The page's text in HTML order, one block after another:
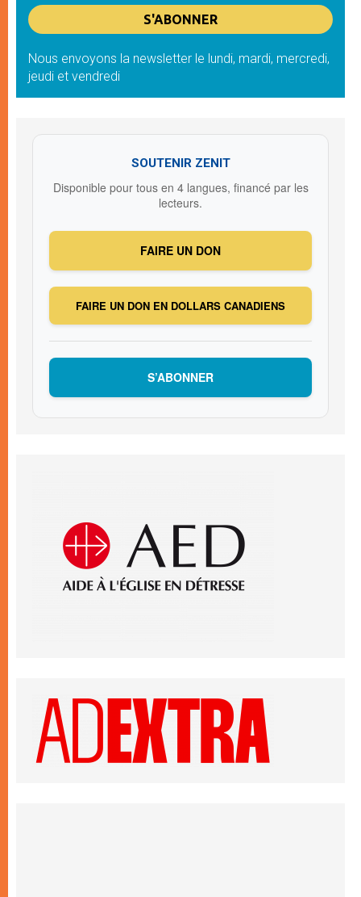
Nous envoyons la newsletter le lundi, mardi, mercredi,
jeudi et vendredi
SOUTENIR ZENIT
Disponible pour tous en 4 langues, financé par les
lecteurs.
FAIRE UN DON
FAIRE UN DON EN DOLLARS CANADIENS
S’ABONNER